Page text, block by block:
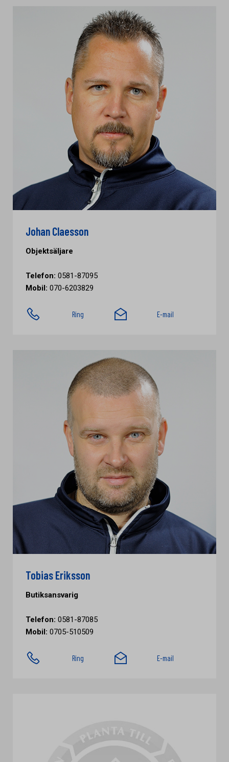
Johan Claesson
Objektsäljare
Telefon: 0581-87095
Mobil: 070-6203829
Ring E-mail
Tobias Eriksson
Butiksansvarig
Telefon: 0581-87085
Mobil: 0705-510509
Ring E-mail